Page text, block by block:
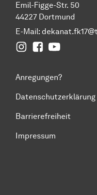
Emil-Figge-Str. 50
44227 Dortmund
E-Mail:
InstagramFacebook
YouTube
Anregungen?
Datenschutzerklärung
Barrierefreiheit
Impressum